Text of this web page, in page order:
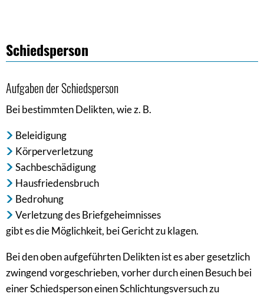
Schiedsperson
Aufgaben der Schiedsperson
Bei bestimmten Delikten, wie z. B.
Beleidigung
Körperverletzung
Sachbeschädigung
Hausfriedensbruch
Bedrohung
Verletzung des Briefgeheimnisses
gibt es die Möglichkeit, bei Gericht zu klagen.
Bei den oben aufgeführten Delikten ist es aber gesetzlich
zwingend vorgeschrieben, vorher durch einen Besuch bei
einer Schiedsperson einen Schlichtungsversuch zu